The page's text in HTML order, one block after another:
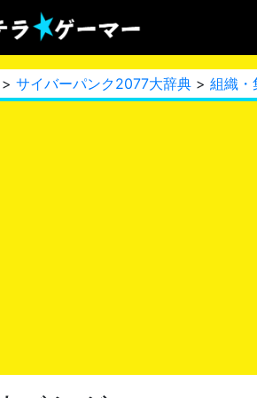
> サイバーパンク2077大辞典 > 組織・